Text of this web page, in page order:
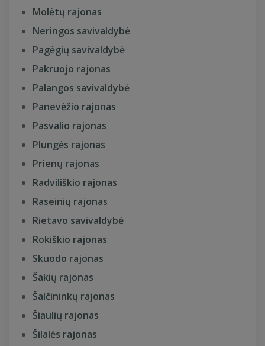
Molėtų rajonas
Neringos savivaldybė
Pagėgių savivaldybė
Pakruojo rajonas
Palangos savivaldybė
Panevėžio rajonas
Pasvalio rajonas
Plungės rajonas
Prienų rajonas
Radviliškio rajonas
Raseinių rajonas
Rietavo savivaldybė
Rokiškio rajonas
Skuodo rajonas
Šakių rajonas
Šalčininkų rajonas
Šiaulių rajonas
Šilalės rajonas